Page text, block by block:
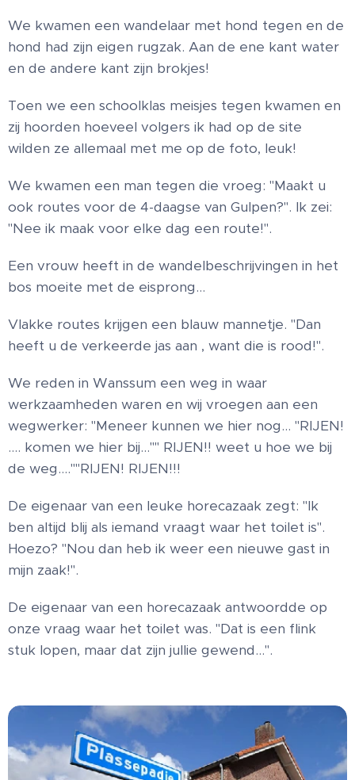
We kwamen een wandelaar met hond tegen en de
hond had zijn eigen rugzak. Aan de ene kant water
en de andere kant zijn brokjes!
Toen we een schoolklas meisjes tegen kwamen en
zij hoorden hoeveel volgers ik had op de site
wilden ze allemaal met me op de foto, leuk!
We kwamen een man tegen die vroeg: "Maakt u
ook routes voor de 4-daagse van Gulpen?". Ik zei:
"Nee ik maak voor elke dag een route!".
Een vrouw heeft in de wandelbeschrijvingen in het
bos moeite met de eisprong…
Vlakke routes krijgen een blauw mannetje. "Dan
heeft u de verkeerde jas aan , want die is rood!".
We reden in Wanssum een weg in waar
werkzaamheden waren en wij vroegen aan een
wegwerker: "Meneer kunnen we hier nog… "RIJEN!
…. komen we hier bij…"" RIJEN!! weet u hoe we bij
de weg….""RIJEN! RIJEN!!!
De eigenaar van een leuke horecazaak zegt: "Ik
ben altijd blij als iemand vraagt waar het toilet is".
Hoezo? "Nou dan heb ik weer een nieuwe gast in
mijn zaak!".
De eigenaar van een horecazaak antwoordde op
onze vraag waar het toilet was. "Dat is een flink
stuk lopen, maar dat zijn jullie gewend…".